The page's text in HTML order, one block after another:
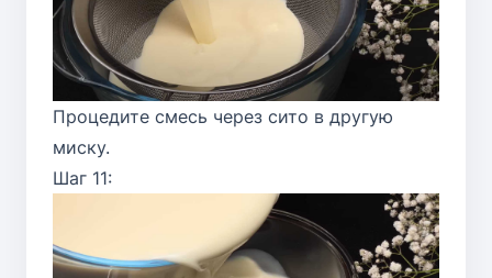
Процедите смесь через сито в другую
миску.
Шаг 11: